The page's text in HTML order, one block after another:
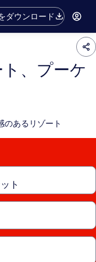
ダウンロード
、プーケ
のあるリゾート